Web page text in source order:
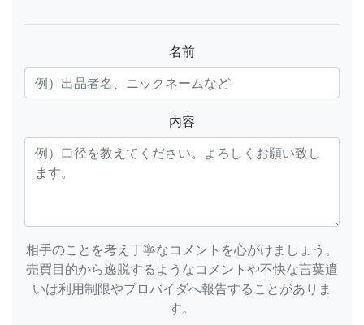
名前
内容
相手のことを考え丁寧なコメントを心がけましょう。
売買目的から逸脱するようなコメントや不快な言葉遣
いは利用制限やプロバイダへ報告することがありま
す。